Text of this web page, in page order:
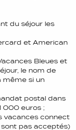
du séjour les
et American
Bleues et
le nom de
même si un
postal dans
000 euros ;
vacances connect
pas acceptés)